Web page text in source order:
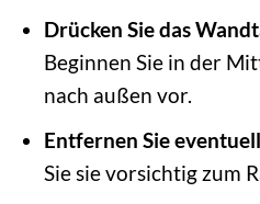
Drücken Sie das
Beginnen Sie in der
nach außen vor.
Entfernen Sie
Sie sie vorsichtig zum